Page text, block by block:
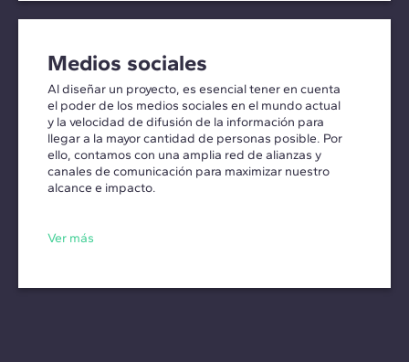
Medios sociales
Al diseñar un proyecto, es esencial tener en cuenta
el poder de los medios sociales en el mundo actual
y la velocidad de difusión de la información para
llegar a la mayor cantidad de personas posible. Por
ello, contamos con una amplia red de alianzas y
canales de comunicación para maximizar nuestro
alcance e impacto.
Ver más